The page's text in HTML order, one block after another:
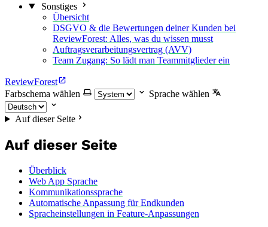
Sonstiges
Übersicht
DSGVO & die Bewertungen deiner Kunden bei
ReviewForest: Alles, was du wissen musst
Auftragsverarbeitungsvertrag (AVV)
Team Zugang: So lädt man Teammitglieder ein
ReviewForest
Farbschema wählen
Sprache wählen
Auf dieser Seite
Auf dieser Seite
Überblick
Web App Sprache
Kommunikationssprache
Automatische Anpassung für Endkunden
Spracheinstellungen in Feature-Anpassungen